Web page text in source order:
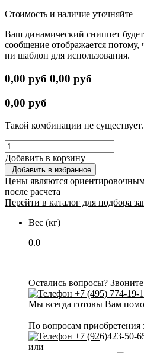
Стоимость и наличие уточняйте
Ваш динамический сниппет
сообщение отображается потому,
ни шаблон для использования.
0,00 руб 0,00руб
0,00 руб
Такой комбинации не существует.
Добавить в корзину
Добавить в избранное
Цены являются
после расчета
Перейти в каталог для подбора
Вес (кг)
0.0
Остались вопросы?
+7 (495) 774-19-
Мы всегда готовы Вам
По вопросам приобретения
+7 (926)423-50-
или